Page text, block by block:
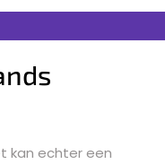
kan echter een